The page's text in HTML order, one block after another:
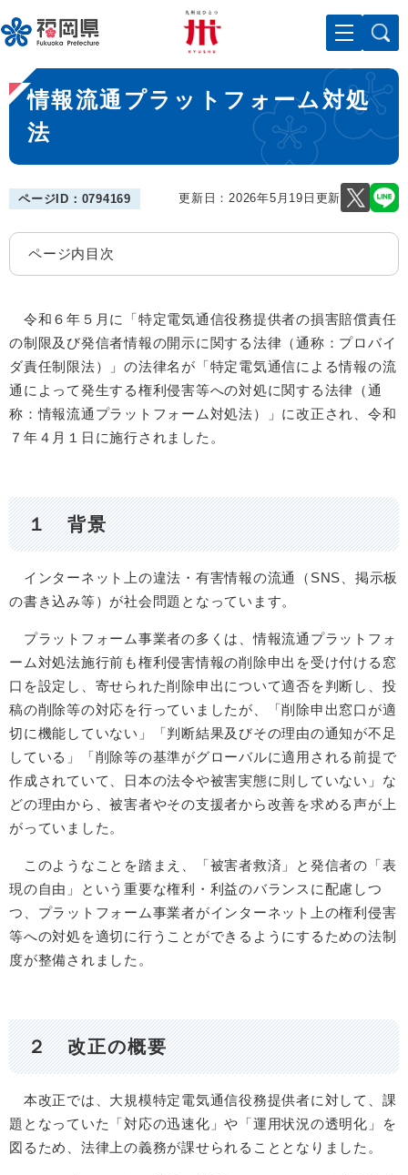
ー
ジ
先
頭
。
メニューを飛ばして本文へ
本
文
情報流通プラットフォーム対処
法
ページID：0794169 更新日：2026年5月19日更新
ページ内目次
令和６年５月に「特定電気通信役務提供者の損害賠償責任
の制限及び発信者情報の開示に関する法律（通称：プロバイ
ダ責任制限法）」の法律名が「特定電気通信による情報の流
通によって発生する権利侵害等への対処に関する法律（通
称：情報流通プラットフォーム対処法）」に改正され、令和
７年４月１日に施行されました。
１ 背景
インターネット上の違法・有害情報の流通（SNS、掲示板
の書き込み等）が社会問題となっています。
プラットフォーム事業者の多くは、情報流通プラットフォ
ーム対処法施行前も権利侵害情報の削除申出を受け付ける窓
口を設定し、寄せられた削除申出について適否を判断し、投
稿の削除等の対応を行っていましたが、「削除申出窓口が適
切に機能していない」「判断結果及びその理由の通知が不足
している」「削除等の基準がグローバルに適用される前提で
作成されていて、日本の法令や被害実態に則していない」な
どの理由から、被害者やその支援者から改善を求める声が上
がっていました。
このようなことを踏まえ、「被害者救済」と発信者の「表
現の自由」という重要な権利・利益のバランスに配慮しつ
つ、プラットフォーム事業者がインターネット上の権利侵害
等への対処を適切に行うことができるようにするための法制
度が整備されました。
２ 改正の概要
本改正では、大規模特定電気通信役務提供者に対して、課
題となっていた「対応の迅速化」や「運用状況の透明化」を
図るため、法律上の義務が課せられることとなりました。